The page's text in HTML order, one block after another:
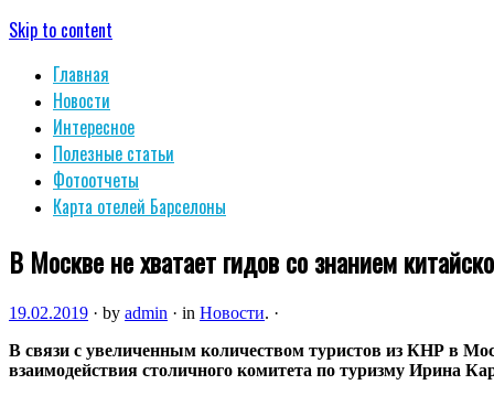
Skip to content
Главная
Новости
Интересное
Полезные статьи
Фотоотчеты
Карта отелей Барселоны
В Москве не хватает гидов со знанием
19.02.2019 · by admin · in Новости. ·
В связи с увеличенным количеством туристов из КНР в
взаимодействия столичного комитета по туризму Ирина